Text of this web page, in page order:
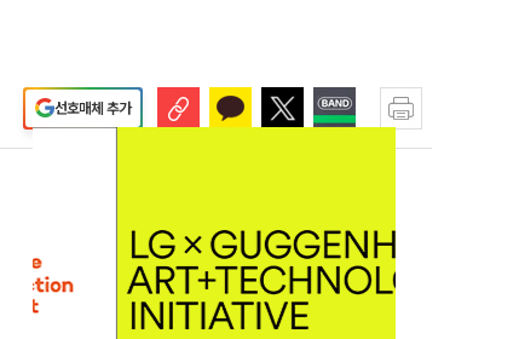
선호매체 추가